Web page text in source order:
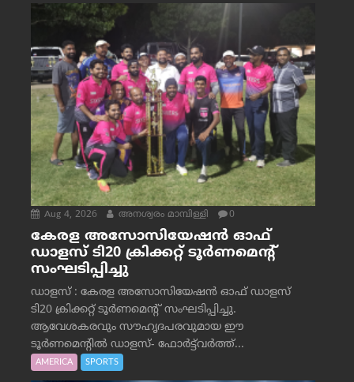
Aug 4, 2026 അനശ്വരം മാമ്പിള്ളി 0
കേരള അസോസിയേഷൻ ഓഫ്
ഡാളസ് ടി20 ക്രിക്കറ്റ് ടൂർണമെന്റ്
സംഘടിപ്പിച്ചു
ഡാളസ് : കേരള അസോസിയേഷൻ ഓഫ് ഡാളസ്
ടി20 ക്രിക്കറ്റ് ടൂർണമെന്റ് സംഘടിപ്പിച്ചു.
ആവേശകരവും സൗഹൃദപരവുമായ ഈ
ടൂർണമെന്റിൽ ഡാളസ്- ഫോർട്ട്‌വര്‍ത്ത്...
AMERICA SPORTS